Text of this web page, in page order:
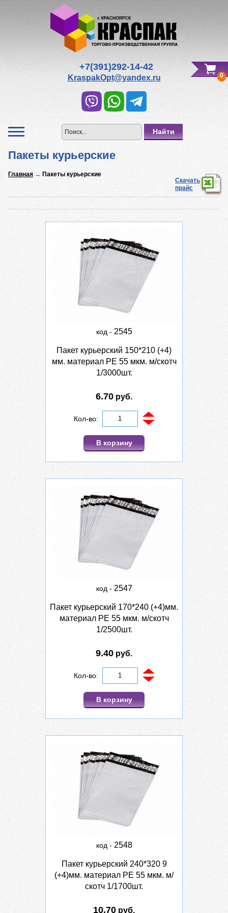
+7(391)292-14-42
KraspakOpt@yandex.ru
Редактировать Вашу корзину
Всего к оплате:0р.
0
Скачать
прайс
Пакеты курьерские
Главная → Пакеты курьерские
код - 2545
Пакет курьерский 150*210 (+4)
мм. материал PE 55 мкм. м/скотч
1/3000шт.
6.70 руб.
Кол-во:
В корзину
код - 2547
Пакет курьерский 170*240 (+4)мм.
материал PE 55 мкм. м/скотч
1/2500шт.
9.40 руб.
Кол-во:
В корзину
код - 2548
Пакет курьерский 240*320 9
(+4)мм. материал PE 55 мкм. м/
скотч 1/1700шт.
10.70 руб.